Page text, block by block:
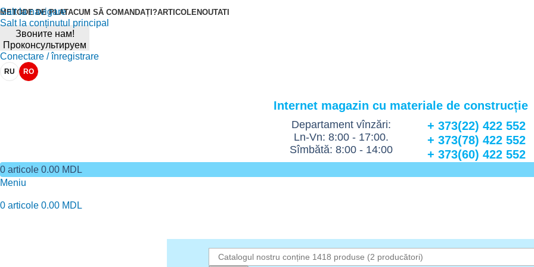
Salt la navigare
Salt la conținutul principal
METODE DE PLATACUM SĂ COMANDAȚI?ARTICOLENOUTATI
Звоните нам!
Проконсультируем
Conectare / înregistrare
RU RO
Internet magazin cu materiale de construcție
Departament vînzări:
Ln-Vn: 8:00 - 17:00.
Sîmbătă: 8:00 - 14:00
+ 373(22) 422 552
+ 373(78) 422 552
+ 373(60) 422 552
0 articole 0.00 MDL
Meniu
0 articole 0.00 MDL